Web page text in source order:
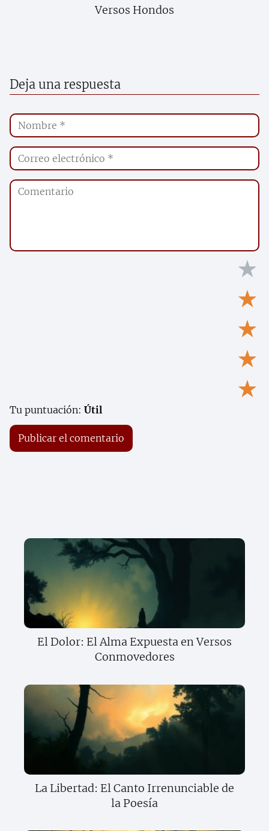
Versos Hondos
Deja una respuesta
★
★
★
★
★
Tu puntuación: Útil
El Dolor: El Alma Expuesta en Versos
Conmovedores
La Libertad: El Canto Irrenunciable de
la Poesía